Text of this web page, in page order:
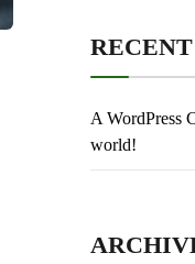
A WordPress
world!